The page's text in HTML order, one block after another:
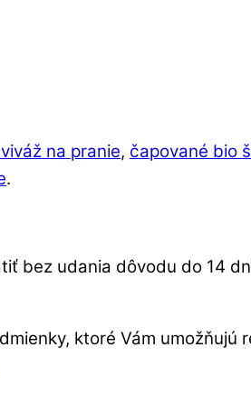
na pranie, čapované bio
.
bez udania dôvodu do 14
ktoré Vám